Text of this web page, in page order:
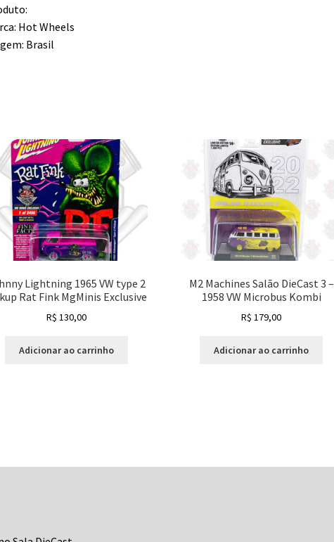
Hot Wheels
Brasil
Lightning 1965 VW type 2
Rat Fink MgMinis Exclusive
R$ 130,00
Adicionar ao carrinho
M2 Machines Salão DieCast 3 –
1958 VW Microbus Kombi
R$ 179,00
Adicionar ao carrinho